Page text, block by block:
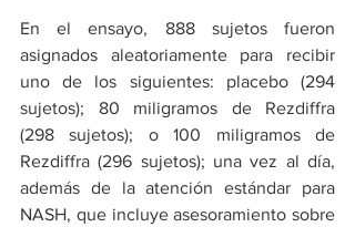
En el ensayo, 888 sujetos fueron
asignados aleatoriamente para recibir
uno de los siguientes: placebo (294
sujetos); 80 miligramos de Rezdiffra
(298 sujetos); o 100 miligramos de
Rezdiffra (296 sujetos); una vez al día,
además de la atención estándar para
NASH, que incluye asesoramiento sobre